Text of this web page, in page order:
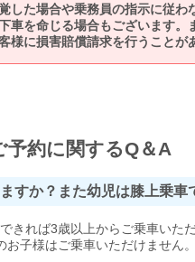
した場合や乗務員の指示に従わ
車を命じる場合もございます。
様に損害賠償請求を行うことが
予約に関するQ＆A
すか？また幼児は膝上乗車
きれば3歳以上からご乗車いた
子様はご乗車いただけません。